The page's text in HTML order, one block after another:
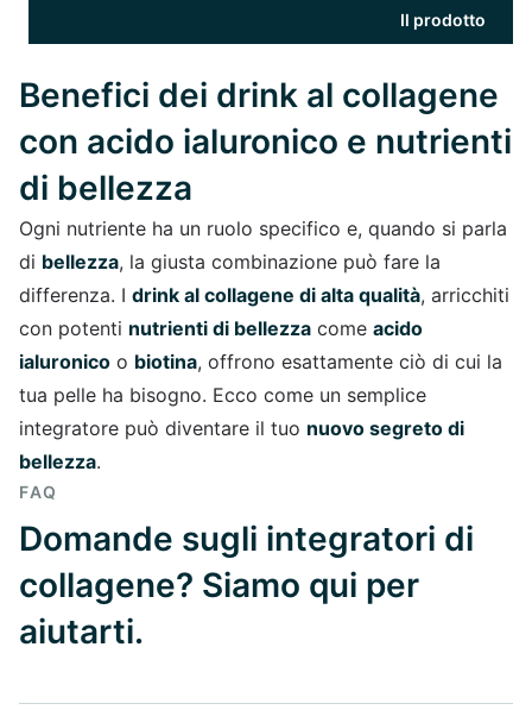
Il prodotto
Benefici dei drink al collagene
con acido ialuronico e nutrienti
di bellezza
Ogni nutriente ha un ruolo specifico e, quando si parla
di bellezza, la giusta combinazione può fare la
differenza. I drink al collagene di alta qualità, arricchiti
con potenti nutrienti di bellezza come acido
ialuronico o biotina, offrono esattamente ciò di cui la
tua pelle ha bisogno. Ecco come un semplice
integratore può diventare il tuo nuovo segreto di
bellezza.
FAQ
Domande sugli integratori di
collagene? Siamo qui per
aiutarti.